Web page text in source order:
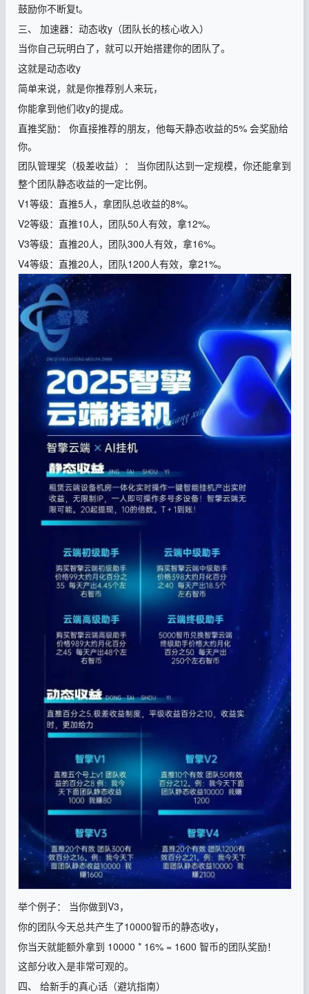
鼓励你不断复t。
三、 加速器：动态收y（团队长的核心收入）
当你自己玩明白了，就可以开始搭建你的团队了。
这就是动态收y
简单来说，就是你推荐别人来玩，
你能拿到他们收y的提成。
直推奖励： 你直接推荐的朋友，他每天静态收益的5% 会奖励给
你。
团队管理奖（极差收益）： 当你团队达到一定规模，你还能拿到
整个团队静态收益的一定比例。
V1等级：直推5人，拿团队总收益的8%。
V2等级：直推10人，团队50人有效，拿12%。
V3等级：直推20人，团队300人有效，拿16%。
V4等级：直推20人，团队1200人有效，拿21%。
举个例子： 当你做到V3，
你的团队今天总共产生了10000智币的静态收y，
你当天就能额外拿到 10000 * 16% = 1600 智币的团队奖励！
这部分收入是非常可观的。
四、 给新手的真心话（避坑指南）